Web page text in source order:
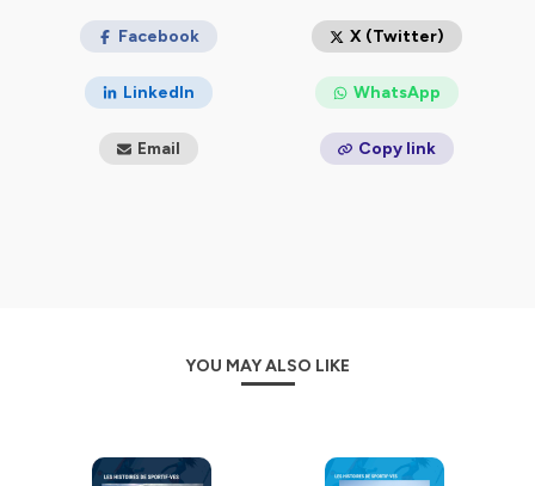
Facebook X (Twitter)
LinkedIn WhatsApp
Email Copy link
YOU MAY ALSO LIKE